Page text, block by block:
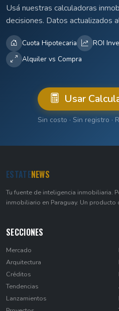
Usá nuestras calculadoras
decisiones. Datos actualizados
Cuota Hipotecaria ROI
Alquiler vs Compra
Usar
Sin costo · Sin registro ·
ESTATENEWS
Tu fuente de inteligencia inmobiliaria.
inmobiliario en Paraguay. Un producto
SECCIONES
Mercado
Arquitectura
Créditos
Tendencias
Lanzamientos